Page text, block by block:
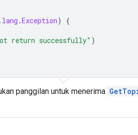
. lang .Exception)
{
return successfully" )
panggilan untuk menerima